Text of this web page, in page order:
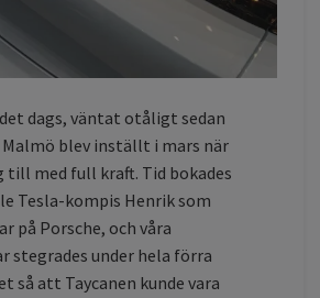
dags, väntat otåligt sedan
blev inställt i mars när
till med full kraft. Tid bokades
Tesla-kompis Henrik som
på Porsche, och våra
stegrades under hela förra
så att Taycanen kunde vara